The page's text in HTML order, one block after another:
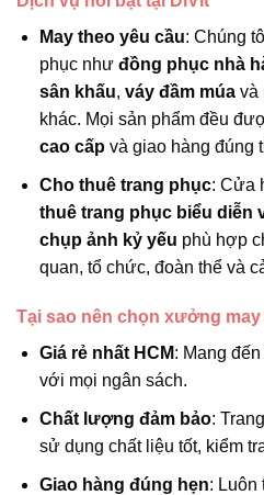
May theo yêu cầu: Chúng
phục như đồng phục nhà
sân khấu, váy đầm múavà
khác. Mọi sản phẩm đều
cao cấpvà giao hàng đúng
Cho thuê trang phục: Cửa
thuê trang phục biểu diễn
chụp ảnh kỷ yếu phù hợp
quan, tổ chức, đoàn thể và
Tại sao nên chọn xưởng may
Giá rẻ nhất HCM: Mang
với mọi ngân sách.
Chất lượng đảm bảo:
sử dụng chất liệu tốt, kiểm
Giao hàng đúng hẹn: Luôn